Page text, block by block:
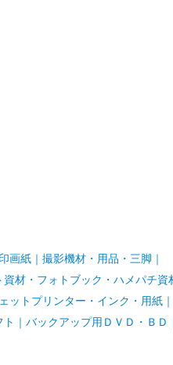
画紙 撮影機材・用品・三脚
資材・フォトブック・ハメパチ資
ットプリンター・インク・用紙
バックアップ用ＤＶＤ・ＢＤ